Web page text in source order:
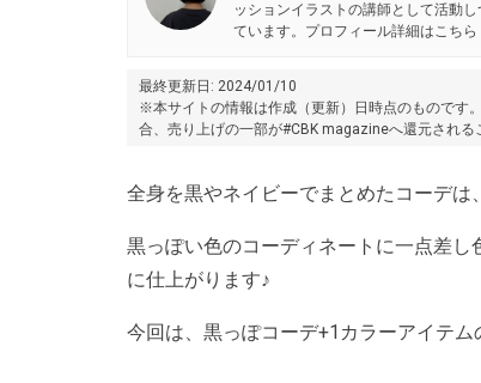
ッションイラストの講師として活動
ています。プロフィール詳細はこち
最終更新日: 2024/01/10
※本サイトの情報は作成（更新）日時点のものです
合、売り上げの一部が#CBK magazineへ還元される
全身を黒やネイビーでまとめたコーデは
黒っぽい色のコーディネートに一点差
に仕上がります♪
今回は、黒っぽコーデ+1カラーアイテ